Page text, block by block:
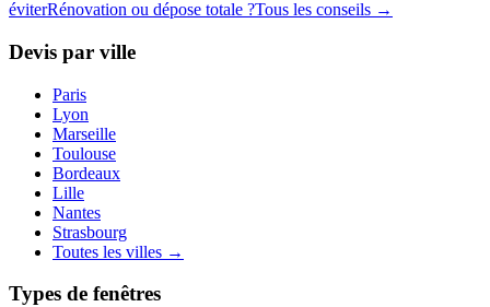
éviterRénovation ou dépose totale ?Tous les conseils →
Devis par ville
Paris
Lyon
Marseille
Toulouse
Bordeaux
Lille
Nantes
Strasbourg
Toutes les villes →
Types de fenêtres